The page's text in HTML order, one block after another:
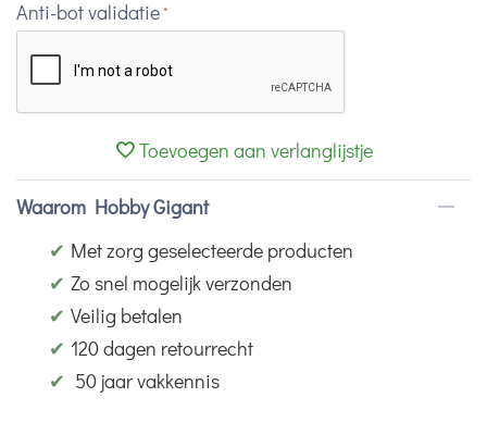
Anti-bot validatie
Toevoegen aan verlanglijstje
Waarom Hobby Gigant
✔ Met zorg geselecteerde producten
✔ Zo snel mogelijk verzonden
✔ Veilig betalen
✔ 120 dagen retourrecht
✔ 50 jaar vakkennis